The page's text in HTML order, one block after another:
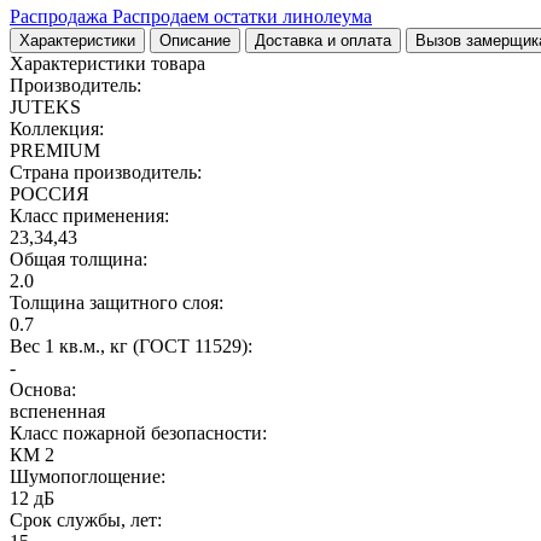
Распродажа Распродаем остатки линолеума
Характеристики Описание Доставка и оплата Вызов
Характеристики товара
Производитель:
JUTEKS
Коллекция:
PREMIUM
Страна производитель:
РОССИЯ
Класс применения:
23,34,43
Общая толщина:
2.0
Толщина защитного слоя:
0.7
Вес 1 кв.м., кг (ГОСТ 11529):
-
Основа:
вспененная
Класс пожарной безопасности:
КМ 2
Шумопоглощение:
12 дБ
Срок службы, лет: